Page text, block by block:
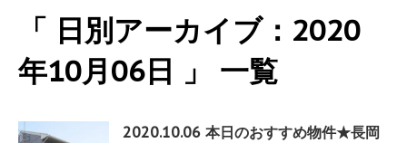
「 日別アーカイブ：2020
年10月06日 」 一覧
2020.10.06 本日のおすすめ物件★長岡